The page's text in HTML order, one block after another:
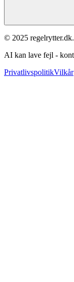
© 2025
AI kan lave fejl -
PrivatlivspolitikVilkår